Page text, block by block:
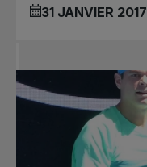
31 JANVIER 2017